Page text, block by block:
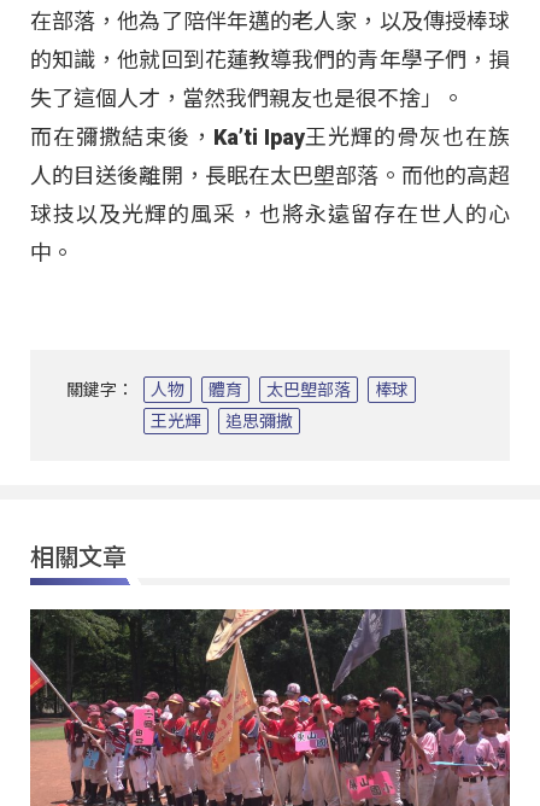
在部落，他為了陪伴年邁的老人家，以及傳授棒球
的知識，他就回到花蓮教導我們的青年學子們，損
失了這個人才，當然我們親友也是很不捨」。
而在彌撒結束後，Ka’ti Ipay王光輝的骨灰也在族
人的目送後離開，長眠在太巴塱部落。而他的高超
球技以及光輝的風采，也將永遠留存在世人的心
中。
關鍵字： 人物 體育 太巴塱部落
棒球
王光輝
追思彌撒
相關文章